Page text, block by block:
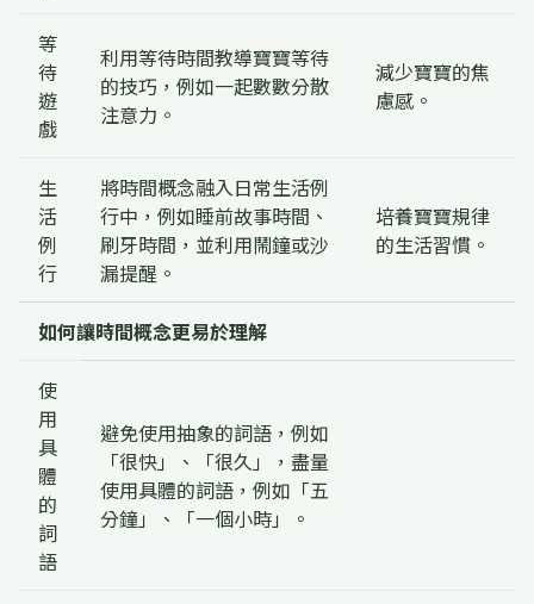
等
待
遊
戲
利用等待時間教導寶寶等待
的技巧，例如一起數數分散
注意力。
減少寶寶的焦
慮感。
生
活
例
行
將時間概念融入日常生活例
行中，例如睡前故事時間、
刷牙時間，並利用鬧鐘或沙
漏提醒。
培養寶寶規律
的生活習慣。
如何讓時間概念更易於理解
使
用
具
體
的
詞
語
避免使用抽象的詞語，例如
「很快」、「很久」，盡量
使用具體的詞語，例如「五
分鐘」、「一個小時」。